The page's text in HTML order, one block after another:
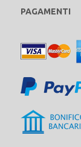
PAGAMENTI